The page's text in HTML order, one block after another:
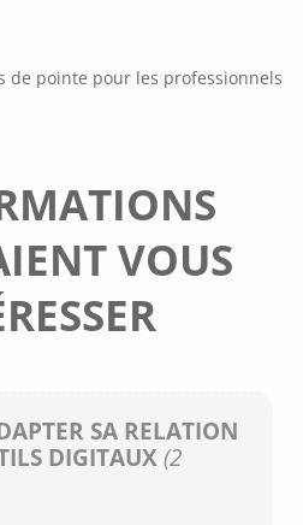
de pointe pour les professionnels
VOUS
SA RELATION
DIGITAUX(2